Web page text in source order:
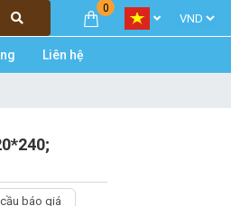
0
Liên hệ
báo giá